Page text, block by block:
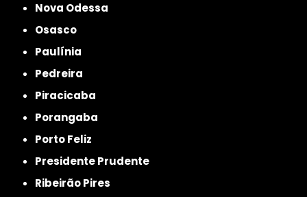
Nova Odessa
Osasco
Paulínia
Pedreira
Piracicaba
Porangaba
Porto Feliz
Presidente Prudente
Ribeirão Pires